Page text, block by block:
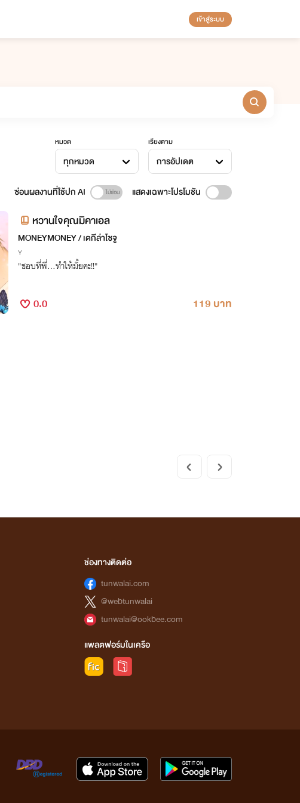
เข้าสู่ระบบ
หมวด
ทุกหมวด
เรียงตาม
การอัปเดต
ซ่อนผลงานที่ใช้ปก AI แสดงเฉพาะโปรโมชัน
หวานใจคุณมิคาเอล
MONEYMONEY / เตกีล่าโซจู
Y
"ชอบที่พี่...ทำให้มั้ยคะ!!"
0.0 119 บาท
ช่องทางติดต่อ
tunwalai.com
@webtunwalai
tunwalai@ookbee.com
แพลตฟอร์มในเครือ